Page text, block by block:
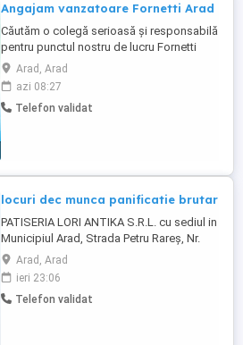
Angajam vanzatoare Fornetti Arad
Căutăm o colegă serioasă și responsabilă
pentru punctul nostru de lucru Fornetti
METRO Arad. Ce oferim: Salariu 3.000 lei
net; Contract individual de muncă;
Program avantajos: * 1 zi se lucrează 1 zi
liberă; * Duminica este liberă; * Sâmbăta
Arad, Arad
azi 08:27
Telefon validat
locuri dec munca panificatie brutar
PATISERIA LORI ANTIKA S.R.L. cu sediul in
Municipiul Arad, Strada Petru Rareş, Nr.
32A, Judeţul Arad, avand numarul de
inmatriculare la ORC J2 1674 2021, CUI
44933265 angajaza brutar cv se depune la
sediul societatii
Arad, Arad
ieri 23:06
Telefon validat